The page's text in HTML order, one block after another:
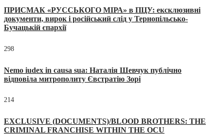
ПРИСМАК «РУССЬКОГО МІРА» в ПЦУ: ексклюзивні
документи, вирок і російський слід у Тернопільсько-
Бучацькій єпархії
298
Nemo iudex in causa sua: Наталія Шевчук публічно
відповіла митрополиту Євстратію Зорі
214
EXCLUSIVE (DOCUMENTS)/BLOOD BROTHERS: THE
CRIMINAL FRANCHISE WITHIN THE OCU